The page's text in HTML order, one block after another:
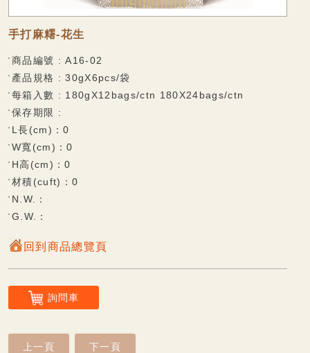
乳果大福系列
巧克力披覆系列
水果酥系列
雪花酥系列
杏仁餅系列
觀光專區
香脆蛋捲系列
風味麻糬(派)餅系列
手打麻糬-花生
商品編號 : A16-02
產品規格 : 30gX6pcs/袋
每箱入數 : 180gX12bags/ctn 180X24bags/ctn
保存期限 :
L長(cm)：0
W寬(cm)：0
H高(cm)：0
材積(cuft)：0
N.W.：
G.W.：
回到商品總覽頁
詢問車
上一頁 下一頁